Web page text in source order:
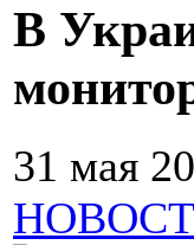
В
31 мая